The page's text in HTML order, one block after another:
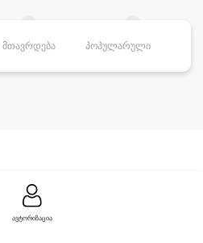
ავტორიზაცია
მთავრდება პოპულარული